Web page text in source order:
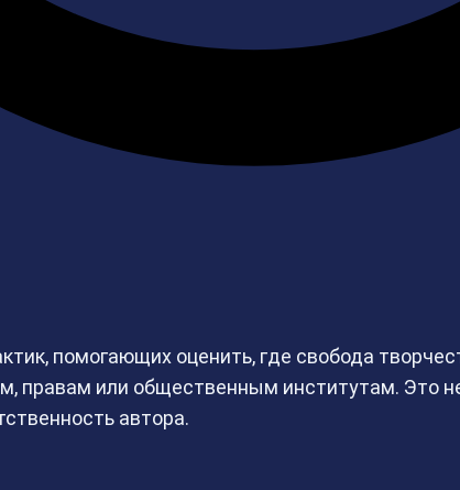
помогающих оценить, где свобода
правам или общественным институтам. Это
автора.